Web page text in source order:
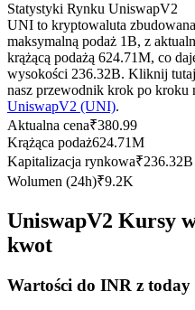
Kopiowanie Transakcji
Dołącz do najlepszych
Statystyki Rynku UniswapV2
UNI to kryptowaluta
maksymalną podaż 1B, z
krążącą podażą 624.71M, co
wysokości 236.32B. Kliknij
nasz przewodnik krok po kroku
UniswapV2 (UNI).
Aktualna cena₹380.99
Krążąca podaż624.71M
Kapitalizacja rynkowa₹236.32B
Wolumen (24h)₹9.2K
UniswapV2 Kursy
kwot
Wartości do INR z today